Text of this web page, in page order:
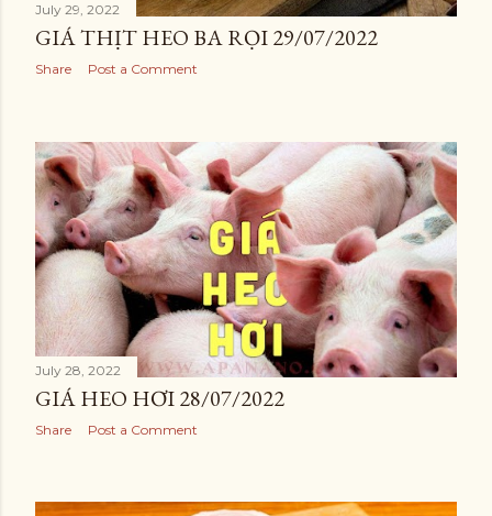
July 29, 2022
GIÁ THỊT HEO BA RỌI 29/07/2022
Share Post a Comment
July 28, 2022
GIÁ HEO HƠI 28/07/2022
Share Post a Comment